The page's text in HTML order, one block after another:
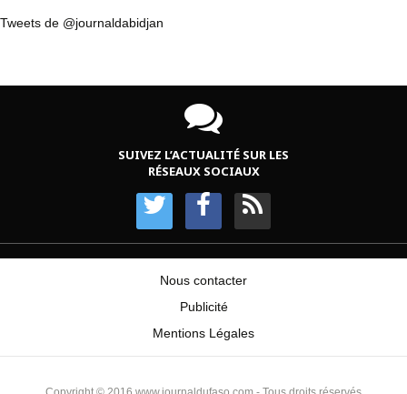
Tweets de @journaldabidjan
SUIVEZ L’ACTUALITÉ SUR LES
RÉSEAUX SOCIAUX
Nous contacter
Publicité
Mentions Légales